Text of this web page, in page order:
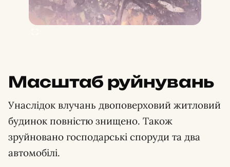
Масштаб руйнувань
Унаслідок влучань двоповерховий житловий
будинок повністю знищено. Також
зруйновано господарські споруди та два
автомобілі.